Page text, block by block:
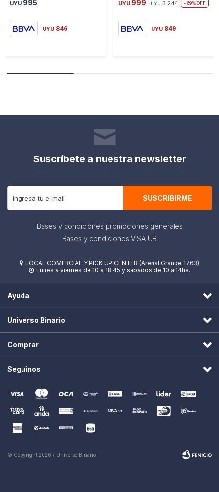
UYU 995
UYU 846
UYU 999 UYU 3.244 69
UYU 849
Suscríbete a nuestra newsletter
SUSCRIBIRME
Bases y condiciones promociones generales
Bases y condiciones VISA UB
 LOCAL COMERCIAL Y PICK UP CENTER (Arenal Grande 1763)
 Lunes a viernes de 10 a 18.45 y sábados de 10 a 14hs.
Ayuda
Universo Binario
Comprar
Seguinos
© Copyright 2026 / Universo Binario